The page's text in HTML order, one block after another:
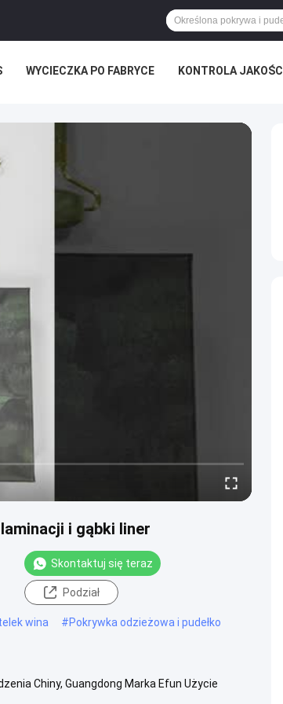
WYCIECZKA PO FABRYCE KONTROLA JAKOŚCI
i gąbki liner
Skontaktuj się teraz
Podział
wina #Pokrywka odzieżowa i pudełko
Chiny, Guangdong Marka Efun Użycie